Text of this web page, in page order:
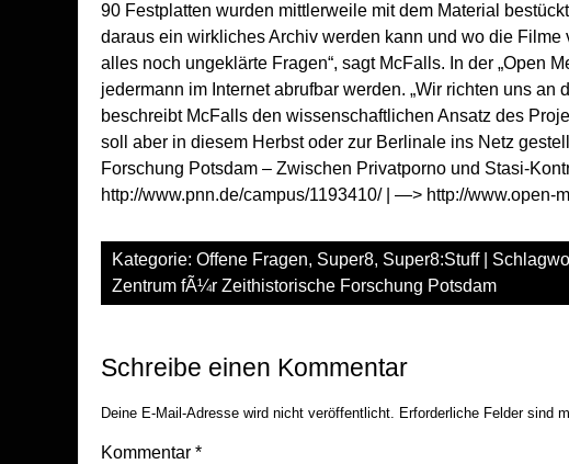
90 Festplatten wurden mittlerweile mit dem Material
daraus ein wirkliches Archiv werden kann und wo die
alles noch ungeklärte Fragen“, sagt McFalls. In der „Open
jedermann im Internet abrufbar werden. „Wir richten uns an
beschreibt McFalls den wissenschaftlichen Ansatz des
soll aber in diesem Herbst oder zur Berlinale ins Netz
Forschung Potsdam – Zwischen Privatporno und Stasi-
http://www.pnn.de/campus/1193410/| —> http://www.open-
Kategorie: Offene Fragen, Super8, Super8:Stuff|
Zentrum fÃ¼r Zeithistorische Forschung Potsdam
Schreibe einen Kommentar
Deine E-Mail-Adresse wird nicht veröffentlicht. Erforderliche Felder sind
Kommentar *